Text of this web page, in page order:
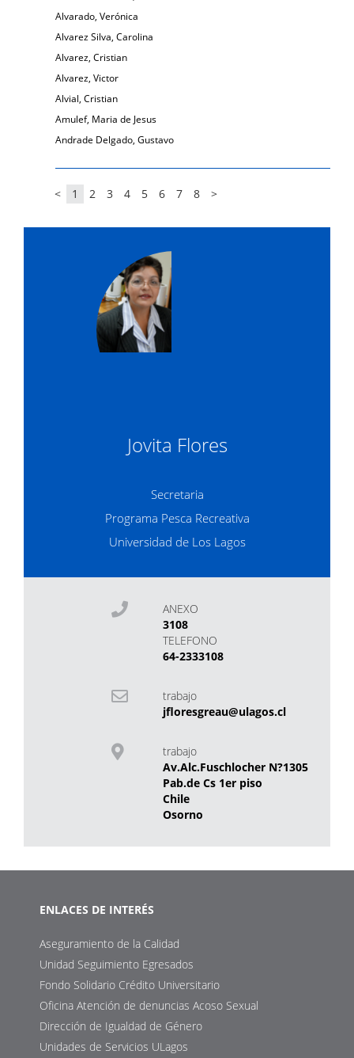
Alvarado, Verónica
Alvarez Silva, Carolina
Alvarez, Cristian
Alvarez, Victor
Alvial, Cristian
Amulef, Maria de Jesus
Andrade Delgado, Gustavo
< 1 2 3 4 5 6 7 8 >
Jovita Flores
Secretaria
Programa Pesca Recreativa
Universidad de Los Lagos
ANEXO
3108
TELEFONO
64-2333108
trabajo
jfloresgreau@ulagos.cl
trabajo
Av.Alc.Fuschlocher N?1305
Pab.de Cs 1er piso
Chile
Osorno
ENLACES DE INTERÉS
Aseguramiento de la Calidad
Unidad Seguimiento Egresados
Fondo Solidario Crédito Universitario
Oficina Atención de denuncias Acoso Sexual
Dirección de Igualdad de Género
Unidades de Servicios ULagos